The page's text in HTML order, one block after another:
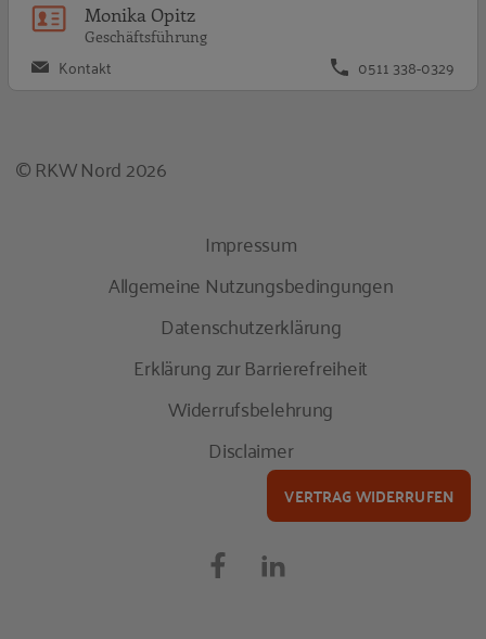
Monika Opitz
Geschäftsführung
Kontakt 0511 338-0329
© RKW Nord 2026
Impressum
Allgemeine Nutzungsbedingungen
Datenschutzerklärung
Erklärung zur Barrierefreiheit
Widerrufsbelehrung
Disclaimer
VERTRAG WIDERRUFEN